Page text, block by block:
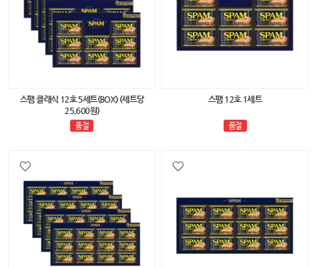
스팸 클래식 12호 5세트(BOX) (세트당
25,600원)
품절
스팸 12호 1세트
품절